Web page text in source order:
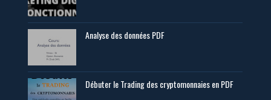
Analyse des données PDF
Débuter le Trading des cryptomonnaies en PDF